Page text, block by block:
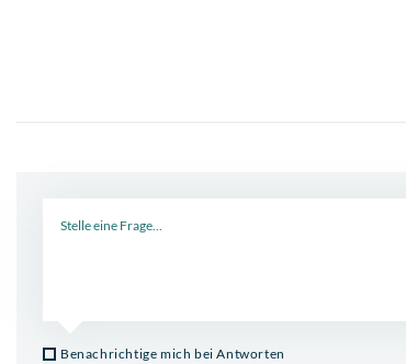
Benachrichtige mich bei Antworten